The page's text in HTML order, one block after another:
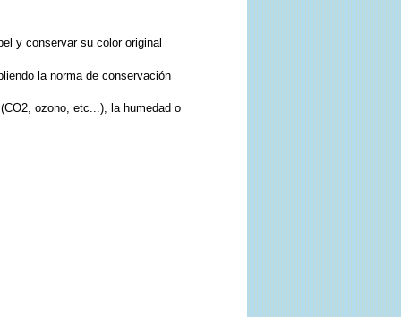
y conservar su color original
la norma de conservación
ozono, etc...), la humedad o